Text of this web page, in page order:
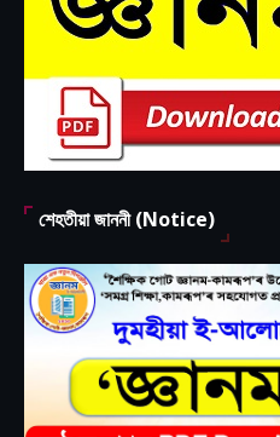
শেহতীয়া জাননী (Notice)